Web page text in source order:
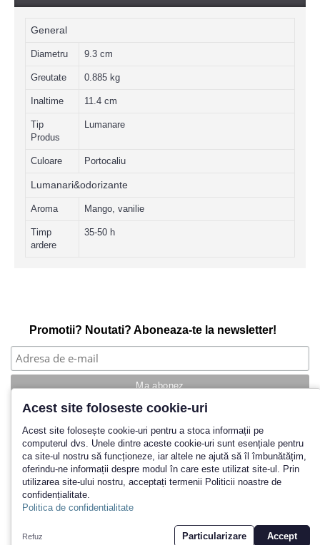
General
Diametru 9.3 cm
Greutate 0.885 kg
Inaltime 11.4 cm
Tip
Produs
Lumanare
Culoare Portocaliu
Lumanari&odorizante
Aroma Mango, vanilie
Timp
ardere
35-50 h
Promotii? Noutati? Aboneaza-te la newsletter!
Povestea noastra
Cum cumpar?
Termeni si conditii
Politica de retur
Contact
Inregistrare
© 2026 Yankeeland SRL
Acest site foloseste cookie-uri
Acest site folosește cookie-uri pentru a stoca informații pe
computerul dvs. Unele dintre aceste cookie-uri sunt esențiale pentru
ca site-ul nostru să funcționeze, iar altele ne ajută să îl îmbunătățim,
oferindu-ne informații despre modul în care este utilizat site-ul. Prin
utilizarea site-ului nostru, acceptați termenii Politicii noastre de
confidențialitate.
Politica de confidentialitate
Refuz Particularizare Accept